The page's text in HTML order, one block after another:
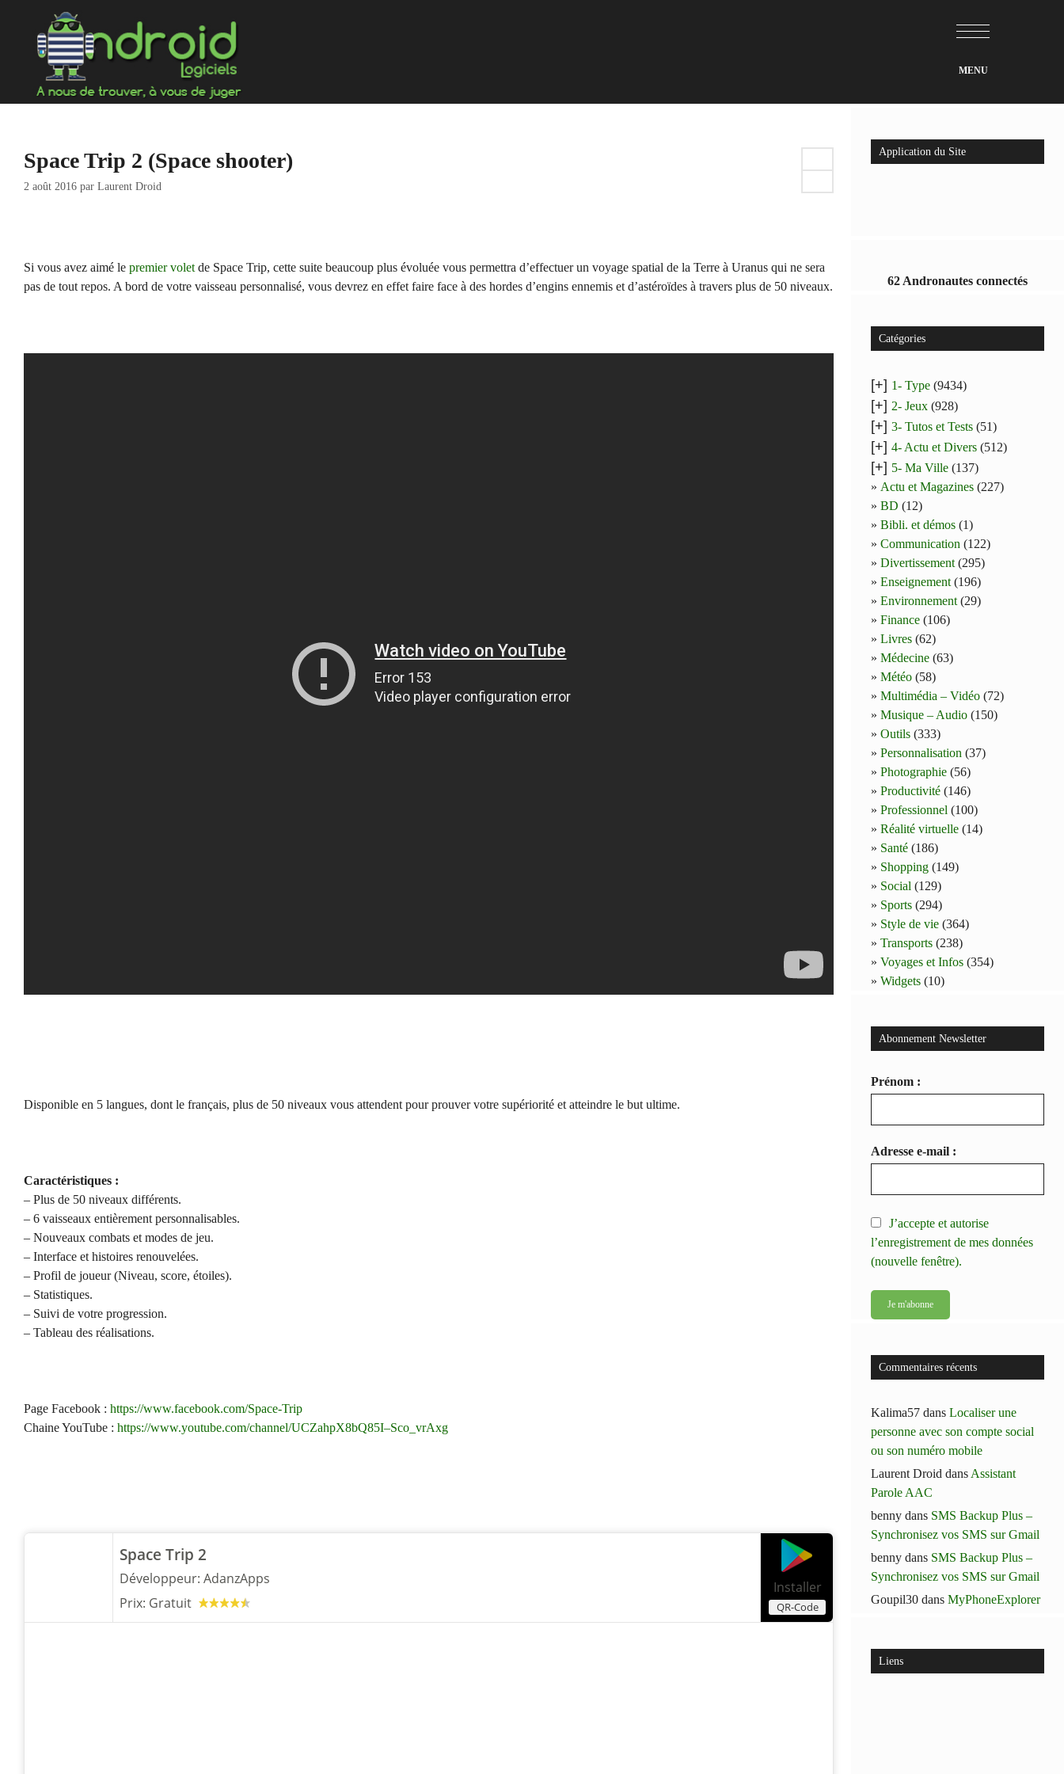
contenu
Space Trip 2 (Space shooter)
2 août 2016 par Laurent Droid
Si vous avez aimé le premier volet de Space Trip, cette suite beaucoup plus évoluée vous permettra d’effectuer un voyage spatial de la Terre à Uranus qui ne sera
pas de tout repos. A bord de votre vaisseau personnalisé, vous devrez en effet faire face à des hordes d’engins ennemis et d’astéroïdes à travers plus de 50 niveaux.
Disponible en 5 langues, dont le français, plus de 50 niveaux vous attendent pour prouver votre supériorité et atteindre le but ultime.
Caractéristiques :
– Plus de 50 niveaux différents.
– 6 vaisseaux entièrement personnalisables.
– Nouveaux combats et modes de jeu.
– Interface et histoires renouvelées.
– Profil de joueur (Niveau, score, étoiles).
– Statistiques.
– Suivi de votre progression.
– Tableau des réalisations.
Page Facebook : https://www.facebook.com/Space-Trip
Chaine YouTube : https://www.youtube.com/channel/UCZahpX8bQ85I–Sco_vrAxg
Installer
QR-Code
Space Trip 2
Développeur: AdanzApps
Prix: Gratuit
Application du Site
62 Andronautes connectés
Catégories
[+] 1- Type (9434)
[+] 2- Jeux (928)
[+] 3- Tutos et Tests (51)
[+] 4- Actu et Divers (512)
[+] 5- Ma Ville (137)
Actu et Magazines (227)
BD (12)
Bibli. et démos (1)
Communication (122)
Divertissement (295)
Enseignement (196)
Environnement (29)
Finance (106)
Livres (62)
Médecine (63)
Météo (58)
Multimédia – Vidéo (72)
Musique – Audio (150)
Outils (333)
Personnalisation (37)
Photographie (56)
Productivité (146)
Professionnel (100)
Réalité virtuelle (14)
Santé (186)
Shopping (149)
Social (129)
Sports (294)
Style de vie (364)
Transports (238)
Voyages et Infos (354)
Widgets (10)
Abonnement Newsletter
Prénom :
Adresse e-mail :
J’accepte et autorise
l’enregistrement de mes données
(nouvelle fenêtre).
Commentaires récents
Kalima57 dansLocaliser une
personne avec son compte social
ou son numéro mobile
Laurent Droid dans Assistant
Parole AAC
benny dans SMS Backup Plus –
Synchronisez vos SMS sur Gmail
benny dans SMS Backup Plus –
Synchronisez vos SMS sur Gmail
Goupil30 dansMyPhoneExplorer
Liens